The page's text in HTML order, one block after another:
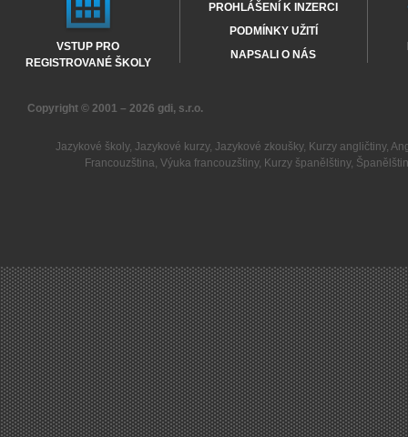
VSTUP PRO
REGISTROVANÉ ŠKOLY
PROHLÁŠENÍ K INZERCI
PODMÍNKY UŽITÍ
NAPSALI O NÁS
Copyright © 2001 – 2026 gdi, s.r.o.
Jazykové školy, Jazykové kurzy, Jazykové zkoušky, Kurzy angličtiny,
Francouzština,Výuka francouzštiny, Kurzy španělštiny,